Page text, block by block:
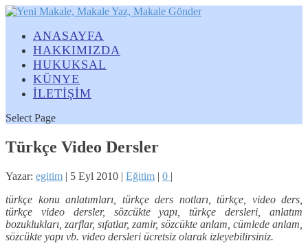
ANASAYFA
HAKKIMIZDA
HUKUKSAL
KÜNYE
İLETİŞİM
Select Page
Türkçe Video Dersler
Yazar: egitim | 5 Eyl 2010 | Eğitim | 0 |
türkçe konu anlatımları, türkçe ders notları, türkçe, video ders,
türkçe video dersler, sözcükte yapı, türkçe dersleri, anlatım
bozuklukları, zarflar, sıfatlar, zamir, sözcükte anlam, cümlede anlam,
sözcükte yapı vb. video dersleri ücretsiz olarak izleyebilirsiniz.